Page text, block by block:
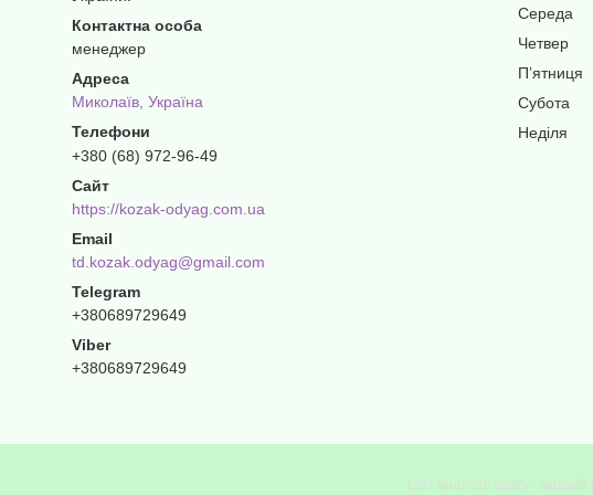
менеджер
Миколаїв, Україна
+380 (68) 972-96-49
https://kozak-odyag.com.ua
td.kozak.odyag@gmail.com
+380689729649
+380689729649
Середа
Четвер
Пʼятниця
Субота
Неділя